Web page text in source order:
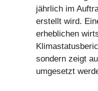
jährlich im
erstellt wird.
erheblichen
sondern zeigt
umgesetzt